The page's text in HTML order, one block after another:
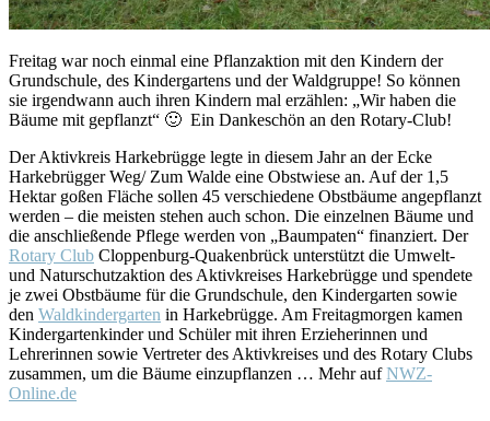
Freitag war noch einmal eine Pflanzaktion mit den Kindern der
Grundschule, des Kindergartens und der Waldgruppe! So können
sie irgendwann auch ihren Kindern mal erzählen: „Wir haben die
Bäume mit gepflanzt“ 🙂 Ein Dankeschön an den Rotary-Club!
Der Aktivkreis Harkebrügge legte in diesem Jahr an der Ecke
Harkebrügger Weg/ Zum Walde eine Obstwiese an. Auf der 1,5
Hektar goßen Fläche sollen 45 verschiedene Obstbäume angepflanzt
werden – die meisten stehen auch schon. Die einzelnen Bäume und
die anschließende Pflege werden von „Baumpaten“ finanziert. Der
Rotary Club Cloppenburg-Quakenbrück unterstützt die Umwelt-
und Naturschutzaktion des Aktivkreises Harkebrügge und spendete
je zwei Obstbäume für die Grundschule, den Kindergarten sowie
den Waldkindergarten in Harkebrügge. Am Freitagmorgen kamen
Kindergartenkinder und Schüler mit ihren Erzieherinnen und
Lehrerinnen sowie Vertreter des Aktivkreises und des Rotary Clubs
zusammen, um die Bäume einzupflanzen … Mehr aufNWZ-
Online.de